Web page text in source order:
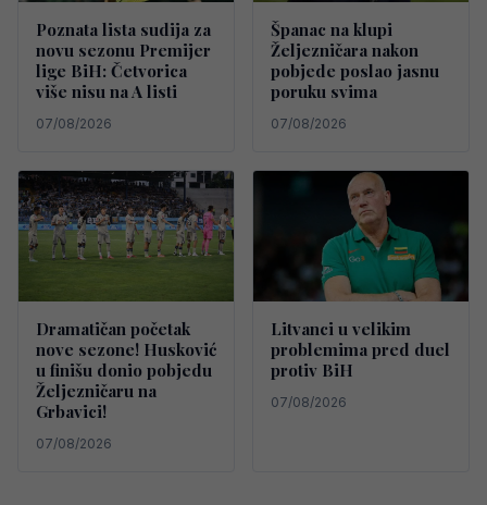
Poznata lista sudija za
novu sezonu Premijer
lige BiH: Četvorica
više nisu na A listi
07/08/2026
Španac na klupi
Željezničara nakon
pobjede poslao jasnu
poruku svima
07/08/2026
Dramatičan početak
nove sezone! Husković
u finišu donio pobjedu
Željezničaru na
Grbavici!
07/08/2026
Litvanci u velikim
problemima pred duel
protiv BiH
07/08/2026